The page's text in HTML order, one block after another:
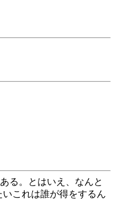
る。とはいえ、なんと
これは誰が得をするん